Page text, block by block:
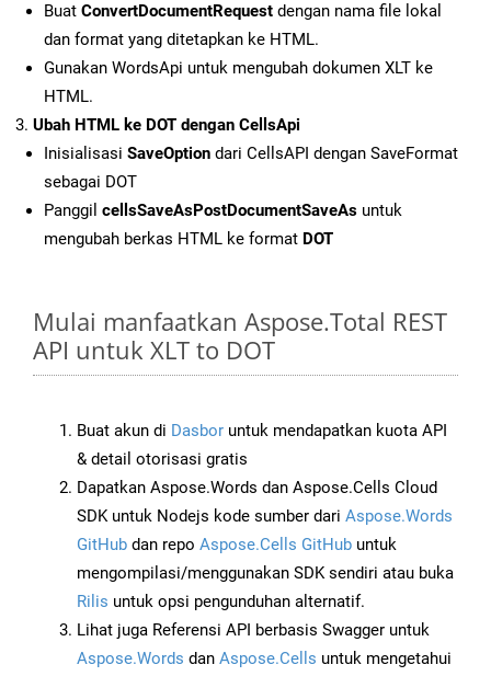
Buat ConvertDocumentRequest dengan nama file lokal
dan format yang ditetapkan ke HTML.
Gunakan WordsApi untuk mengubah dokumen XLT ke
HTML.
Ubah HTML ke DOT dengan CellsApi
Inisialisasi SaveOption dari CellsAPI dengan SaveFormat
sebagai DOT
Panggil cellsSaveAsPostDocumentSaveAs untuk
mengubah berkas HTML ke format DOT
Mulai manfaatkan Aspose.Total REST
API untuk XLT to DOT
Buat akun di Dasbor untuk mendapatkan kuota API
& detail otorisasi gratis
Dapatkan Aspose.Words dan Aspose.Cells Cloud
SDK untuk Nodejs kode sumber dari Aspose.Words
GitHub dan repo Aspose.Cells GitHub untuk
mengompilasi/menggunakan SDK sendiri atau buka
Rilis untuk opsi pengunduhan alternatif.
Lihat juga Referensi API berbasis Swagger untuk
Aspose.Words dan Aspose.Cells untuk mengetahui